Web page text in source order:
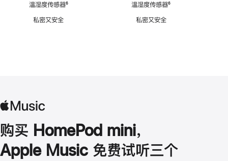
温湿度传感器脚
⁶
私密又安全
温湿度传感器脚
⁶
私密又安全
购买 HomePod mini，
Apple Music 免费试听三个